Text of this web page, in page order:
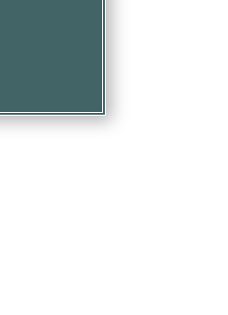
des services